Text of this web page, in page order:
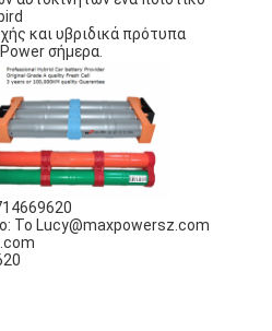
μπαταρίες λίθιου
αποθήκευσης
μπαταρίες
μπαταρίες
και υβριδικά πρότυπα
σήμερα.
Το Lucy@maxpowersz.com